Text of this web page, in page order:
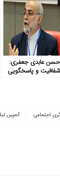
حسن عابدی جعفری:
شفافیت و پاسخگویی
اجتماعی کمپین